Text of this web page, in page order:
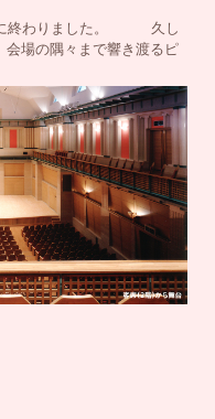
に終わりました。 久し
会場の隅々まで響き渡るピ